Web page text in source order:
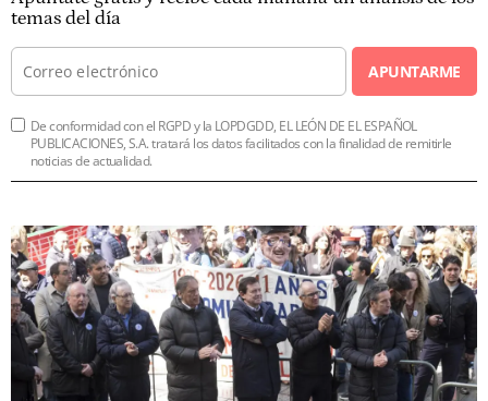
temas del día
APUNTARME
De conformidad con el RGPD y la LOPDGDD, EL LEÓN DE EL ESPAÑOL
PUBLICACIONES, S.A. tratará los datos facilitados con la finalidad de remitirle
noticias de actualidad.